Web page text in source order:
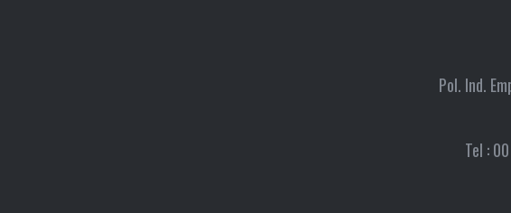
Pol. Ind.
Tel :